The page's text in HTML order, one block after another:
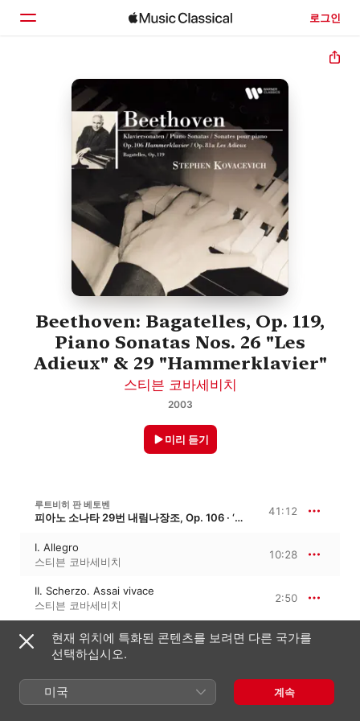
로그인
둘러보기
검색
Beethoven: Bagatelles, Op. 119,
Piano Sonatas Nos. 26 "Les
Adieux" & 29 "Hammerklavier"
스티븐 코바세비치
2003
미리 듣기
루트비히 판 베토벤
피아노 소나타 29번 내림나장조, Op. 106 · ‘함머클라비어’ 41:12
I. Allegro
스티븐 코바세비치
10:28
II. Scherzo. Assai vivace
스티븐 코바세비치
2:50
molto sentimento
스티븐 코바세비치
16:26
risoluto
스티븐 코바세비치
11:27
현재 위치에 특화된 콘텐츠를 보려면 다른 국가를
선택하십시오.
미국 계속